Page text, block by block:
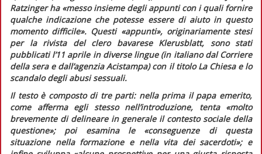
Ratzinger ha «messo insieme degli appunti con i quali fornire
qualche indicazione che potesse essere di aiuto in questo
momento difficile». Questi «appunti», originariamente stesi
per la rivista del clero bavarese Klerusblatt, sono stati
pubblicati l’11 aprile in diverse lingue (in italiano dal Corriere
della sera e dall’agenziaAcistampa) con il titoloLa Chiesa e lo
scandalo degli abusi sessuali.
Il testo è composto di tre parti: nella prima il papa emerito,
come afferma egli stesso nell’introduzione, tenta «molto
brevemente di delineare in generale il contesto sociale della
questione»; poi esamina le «conseguenze di questa
situazione nella formazione e nella vita dei sacerdoti»;e